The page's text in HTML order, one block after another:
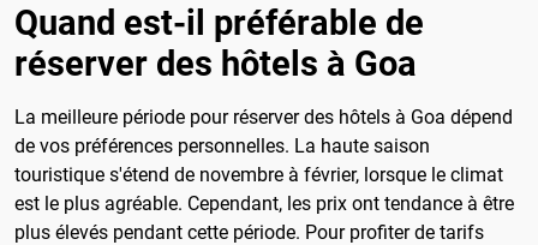
Quand est-il préférable de
réserver des hôtels à Goa
La meilleure période pour réserver des hôtels à Goa dépend
de vos préférences personnelles. La haute saison
touristique s'étend de novembre à février, lorsque le climat
est le plus agréable. Cependant, les prix ont tendance à être
plus élevés pendant cette période. Pour profiter de tarifs